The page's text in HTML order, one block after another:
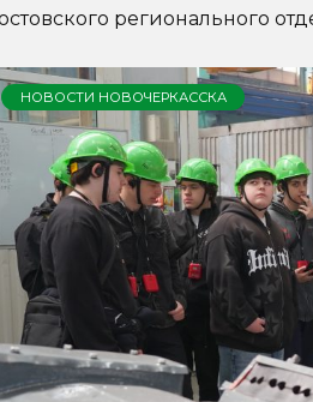
регионального
НОВОСТИ НОВОЧЕРКАССКА